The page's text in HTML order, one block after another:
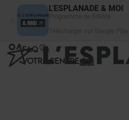
L'ESPLANADE & MOI
FAQ
VOTRE CENTRE
Panneau de gestion des cookies